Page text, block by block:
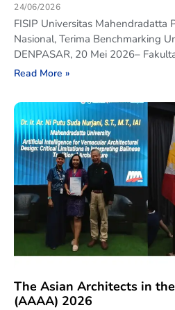
24/06/2026
FISIP Universitas Mahendradatta
Nasional, Terima Benchmarking
DENPASAR, 20 Mei 2026–
Read More »
The Asian Architects in
(AAAA) 2026